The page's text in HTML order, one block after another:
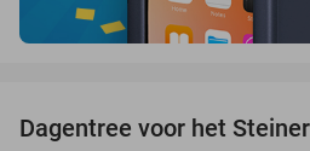
Dagentree voor het